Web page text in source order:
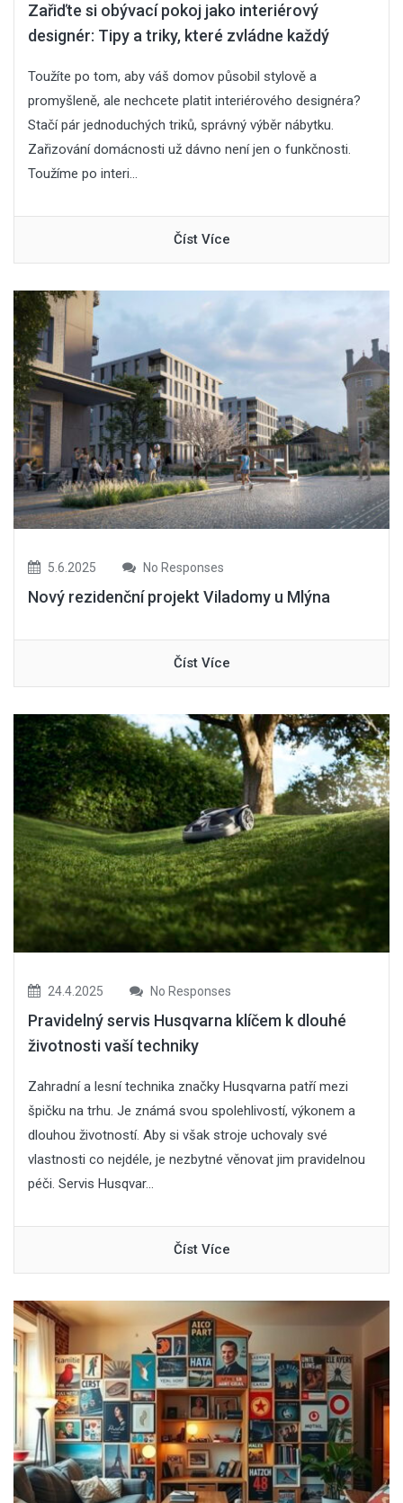
Zařiďte si obývací pokoj jako interiérový
designér: Tipy a triky, které zvládne každý
Toužíte po tom, aby váš domov působil stylově a
promyšleně, ale nechcete platit interiérového designéra?
Stačí pár jednoduchých triků, správný výběr nábytku.
Zařizování domácnosti už dávno není jen o funkčnosti.
Toužíme po interi...
Číst Více
5.6.2025 No Responses
Nový rezidenční projekt Viladomy u Mlýna
Číst Více
24.4.2025 No Responses
Pravidelný servis Husqvarna klíčem k dlouhé
životnosti vaší techniky
Zahradní a lesní technika značky Husqvarna patří mezi
špičku na trhu. Je známá svou spolehlivostí, výkonem a
dlouhou životností. Aby si však stroje uchovaly své
vlastnosti co nejdéle, je nezbytné věnovat jim pravidelnou
péči. Servis Husqvar...
Číst Více